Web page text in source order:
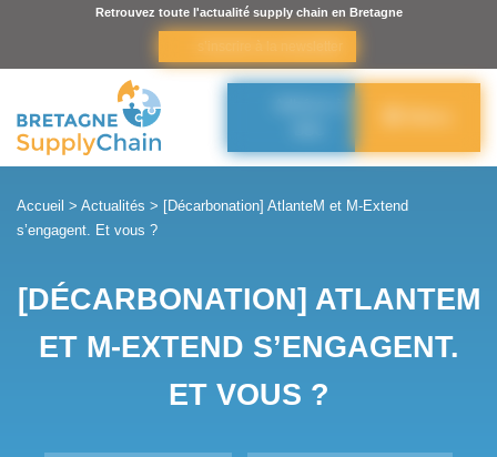
Retrouvez toute l'actualité supply chain en Bretagne
Accueil > Actualités > [Décarbonation] AtlanteM et M-Extend
s’engagent. Et vous ?
[DÉCARBONATION] ATLANTEM
ET M-EXTEND S’ENGAGENT.
ET VOUS ?
Panneau de gestion des cookies